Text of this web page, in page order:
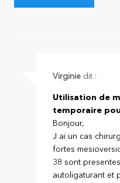
Virginie dit :
Utilisation de
temporaire
Bonjour,
J ai un cas
fortes
38 sont
autoligaturant et